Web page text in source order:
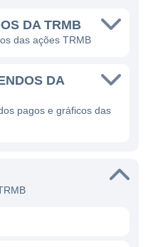
DA TRMB
das ações TRMB
DA
pagos e gráficos das